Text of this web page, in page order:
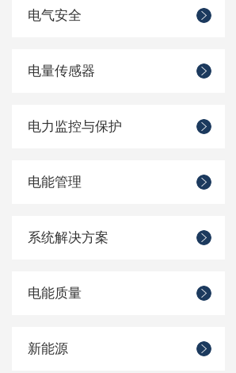
电气安全
电量传感器
电力监控与保护
电能管理
系统解决方案
电能质量
新能源